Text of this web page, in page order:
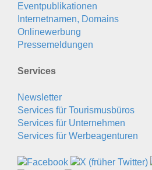
Eventpublikationen
Internetnamen, Domains
Onlinewerbung
Pressemeldungen
Services
Newsletter
Services für Tourismusbüros
Services für Unternehmen
Services für Werbeagenturen